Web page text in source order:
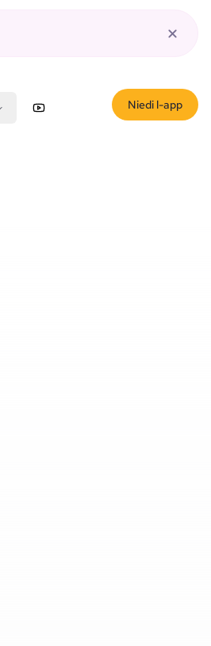
YouTube X (Twitter)
Niedi l-app